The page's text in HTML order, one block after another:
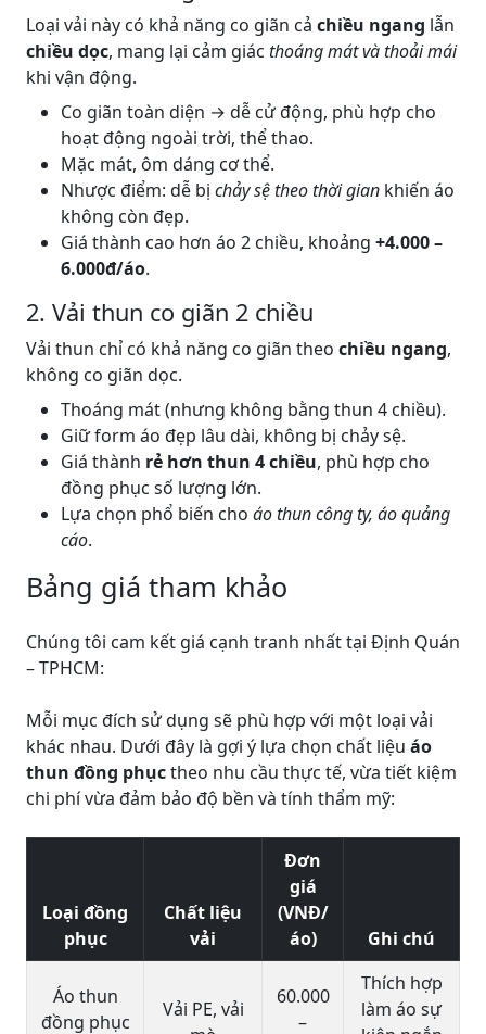
Loại vải này có khả năng co giãn cả chiều ngang lẫn
chiều dọc, mang lại cảm giác thoáng mát và thoải mái
khi vận động.
Co giãn toàn diện → dễ cử động, phù hợp cho
hoạt động ngoài trời, thể thao.
Mặc mát, ôm dáng cơ thể.
Nhược điểm: dễ bị chảy sệ theo thời gian khiến áo
không còn đẹp.
Giá thành cao hơn áo 2 chiều, khoảng +4.000 –
6.000đ/áo.
2. Vải thun co giãn 2 chiều
Vải thun chỉ có khả năng co giãn theo chiều ngang,
không co giãn dọc.
Thoáng mát (nhưng không bằng thun 4 chiều).
Giữ form áo đẹp lâu dài, không bị chảy sệ.
Giá thành rẻ hơn thun 4 chiều, phù hợp cho
đồng phục số lượng lớn.
Lựa chọn phổ biến cho áo thun công ty, áo quảng
cáo.
Bảng giá tham khảo
Chúng tôi cam kết giá cạnh tranh nhất tại Định Quán
– TPHCM:
Mỗi mục đích sử dụng sẽ phù hợp với một loại vải
khác nhau. Dưới đây là gợi ý lựa chọn chất liệu áo
thun đồng phụctheo nhu cầu thực tế, vừa tiết kiệm
chi phí vừa đảm bảo độ bền và tính thẩm mỹ:
Loại đồng
phục
Chất liệu
vải
Đơn
giá
(VNĐ/
áo)
Ghi chú
Áo thun
đồng phục
Vải PE, vải
60.000
–
Thích hợp
làm áo sự